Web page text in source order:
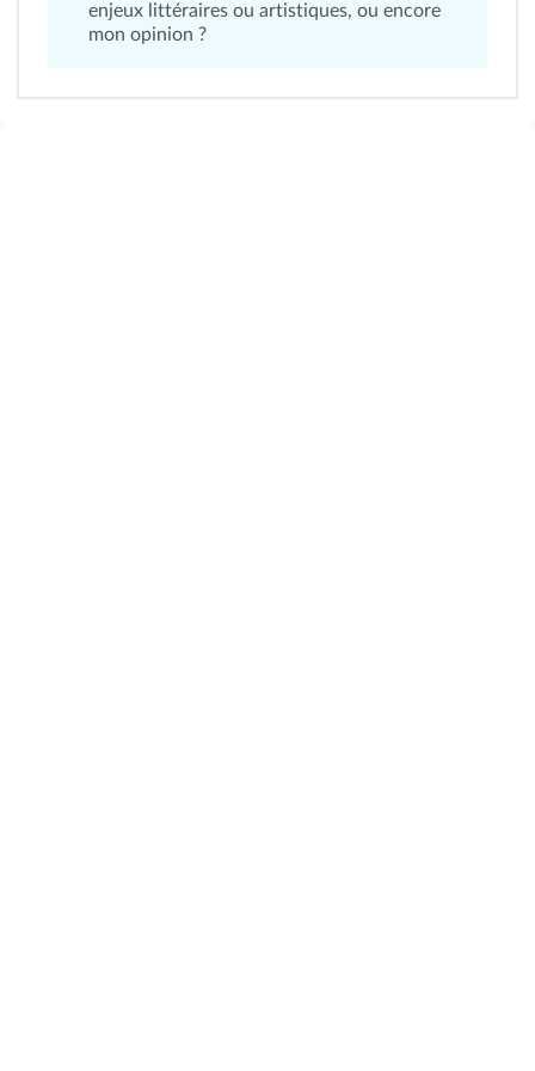
enjeux littéraires ou artistiques, ou encore
mon opinion ?